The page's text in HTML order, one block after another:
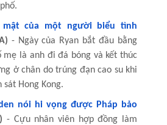
mật của một người biểu tình
- Ngày của Ryan bắt đầu bằng
mẹ là anh đi đá bóng và kết thúc
ở chân do trúng đạn cao su khi
Hong Kong.
nói hi vọng được Pháp bảo
- Cựu nhân viên hợp đồng làm